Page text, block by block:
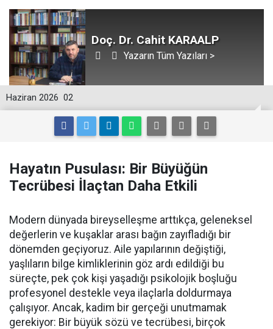
Doç. Dr. Cahit KARAALP
Yazarın Tüm Yazıları >
02
Haziran 2026
Hayatın Pusulası: Bir Büyüğün
Tecrübesi İlaçtan Daha Etkili
Modern dünyada bireyselleşme arttıkça, geleneksel
değerlerin ve kuşaklar arası bağın zayıfladığı bir
dönemden geçiyoruz. Aile yapılarının değiştiği,
yaşlıların bilge kimliklerinin göz ardı edildiği bu
süreçte, pek çok kişi yaşadığı psikolojik boşluğu
profesyonel destekle veya ilaçlarla doldurmaya
çalışıyor. Ancak, kadim bir gerçeği unutmamak
gerekiyor: Bir büyük sözü ve tecrübesi, birçok